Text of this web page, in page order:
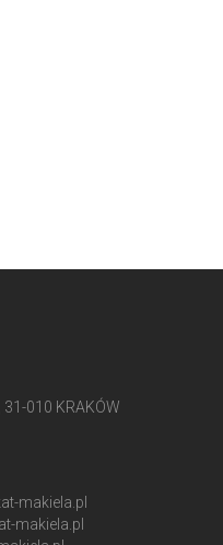
31-010 KRAKÓW
makiela.pl
makiela.pl